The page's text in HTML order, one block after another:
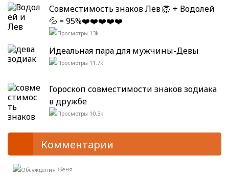
Совместимость знаков Лев 🦁 + Водолей
💦 = 95%❤️❤️❤️❤️❤️
13k
Идеальная пара для мужчины-Девы
11.7k
Гороскоп совместимости знаков зодиака
в дружбе
10.3k
Комментарии
Женя